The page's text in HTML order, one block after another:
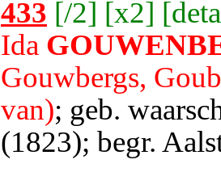
433 [/2] [x2] [
Ida
Gouwbergs,
van); geb.
(1823); begr.